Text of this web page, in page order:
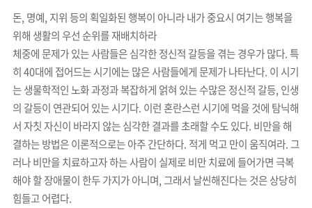
돈, 명예, 지위 등의 획일화된 행복이 아니라 내가 중요시 여기는 행복을
위해 생활의 우선 순위를 재배치하라
체중에 문제가 있는 사람들은 심각한 정신적 갈등을 겪는 경우가 많다. 특
히 40대에 접어드는 시기에는 많은 사람들에게 문제가 나타난다. 이 시기
는 생물학적인 노화 과정과 복잡하게 얽혀 있는 수많은 정신적 갈등, 인생
의 갈등이 연관되어 있는 시기다. 이런 혼란스런 시기에 먹을 것에 탐닉해
서 자칫 자신이 바라지 않는 심각한 결과를 초래할 수도 있다. 비만을 해
결하는 방법은 이론적으로는 아주 간단하다. 적게 먹고 만이 움직여라. 그
러나 비만을 치료하고자 하는 사람이 실제로 비만 치료에 들어가면 극복
해야 할 장애물이 한두 가지가 아니며, 그래서 날씬해진다는 것은 상당히
힘들고 어렵다.